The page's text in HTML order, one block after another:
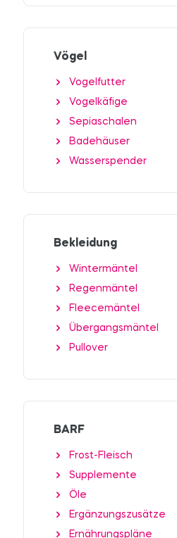
Vögel
Vogelfutter
Vogelkäfige
Sepiaschalen
Badehäuser
Wasserspender
Bekleidung
Wintermäntel
Regenmäntel
Fleecemäntel
Übergangsmäntel
Pullover
BARF
Frost-Fleisch
Supplemente
Öle
Ergänzungszusätze
Ernährungspläne